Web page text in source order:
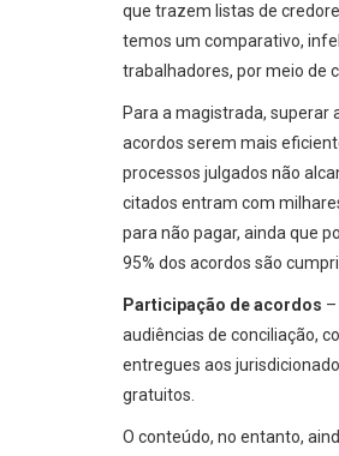
que trazem listas de
temos um comparativo,
trabalhadores, por meio de
Para a magistrada, superar
acordos serem mais
processos julgados não
citados entram com
para não pagar, ainda que
95% dos acordos são
Participação de acordos
audiências de conciliação,
entregues aos
gratuitos.
O conteúdo, no entanto,